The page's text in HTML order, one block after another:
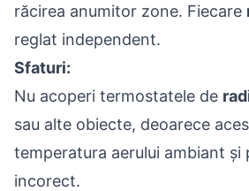
răcirea anumitor zone. Fiecare
reglat independent.
Sfaturi:
Nu acoperi termostatele de
sau alte obiecte, deoarece
temperatura aerului ambiant
incorect.